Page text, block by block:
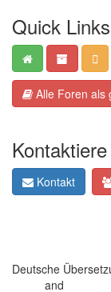
Quick Links
Alle Foren als
Kontakt
Deutsche
and